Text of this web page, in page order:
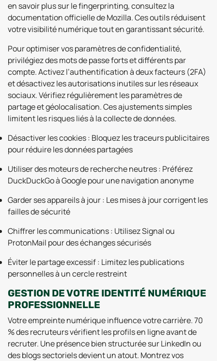
en savoir plus sur le fingerprinting, consultez la
documentation officielle de Mozilla. Ces outils réduisent
votre visibilité numérique tout en garantissant sécurité.
Pour optimiser vos paramètres de confidentialité,
privilégiez des mots de passe forts et différents par
compte. Activez l’authentification à deux facteurs (2FA)
et désactivez les autorisations inutiles sur les réseaux
sociaux. Vérifiez régulièrement les paramètres de
partage et géolocalisation. Ces ajustements simples
limitent les risques liés à la collecte de données.
Désactiver les cookies : Bloquez les traceurs publicitaires
pour réduire les données partagées
Utiliser des moteurs de recherche neutres : Préférez
DuckDuckGo à Google pour une navigation anonyme
Garder ses appareils à jour : Les mises à jour corrigent les
failles de sécurité
Chiffrer les communications : Utilisez Signal ou
ProtonMail pour des échanges sécurisés
Éviter le partage excessif : Limitez les publications
personnelles à un cercle restreint
GESTION DE VOTRE IDENTITÉ NUMÉRIQUE
PROFESSIONNELLE
Votre empreinte numérique influence votre carrière. 70
% des recruteurs vérifient les profils en ligne avant de
recruter. Une présence bien structurée sur LinkedIn ou
des blogs sectoriels devient un atout. Montrez vos